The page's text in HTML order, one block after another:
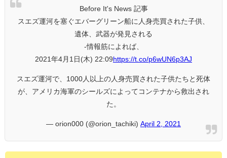
Before It's News 記事
スエズ運河を塞ぐエバーグリーン船に人身売買された子供、
遺体、武器が発見される
-情報筋によれば、
2021年4月1日(木) 22:09 https://t.co/p6wUN6p3AJ
スエズ運河で、1000人以上の人身売買された子供たちと死体
が、アメリカ海軍のシールズによってコンテナから救出され
た。
— orion000 (@orion_tachiki) April 2, 2021